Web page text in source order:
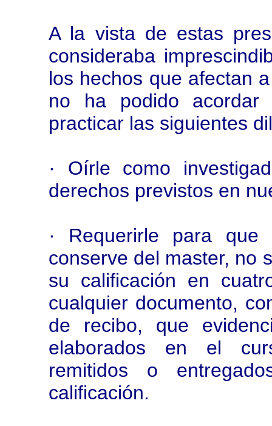
A la vista de estas
consideraba
los hechos que afectan
no ha podido acordar
practicar las siguientes
· Oírle como
derechos previstos en
· Requerirle para que
conserve del master, no
su calificación en
cualquier documento,
de recibo, que
elaborados en el
remitidos o
calificación.